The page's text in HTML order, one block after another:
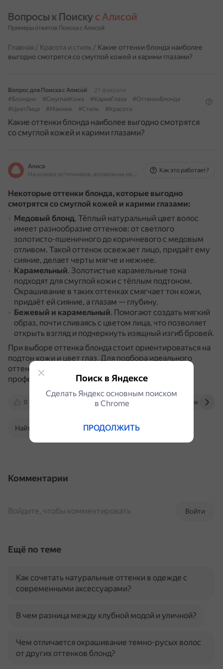
Вопросы к Поиску с Алисой
Примеры ответов Поиска с Алисой
Главная / Красота и стиль / Какие оттенки блонда наиболее
выгодно смотрятся со смуглой кожей и карими глазами?
Вопрос для Поиска с Алисой
21 февраля
#Блондин
#СмуглаяКожа #КариеГлаза
#ОттенкиБлонда
#ЦветЛица
#Макияж #Стиль #Красота
Какие оттенки блонда наиболее выгодно смотрятся
со смуглой кожей и карими глазами?
Алиса
На основе источников, возможны неточности
Как это работает?
Некоторые оттенки блонда, которые выгодно
смотрятся со смуглой кожей и карими глазами:
Медовый блонд. Тёплый натуральный цвет волос
имеет разнообразие оттенков: от светлого
золотисто-пшеничного до коричневого с медовым
отливом. Такой оттенок освежает лицо, придаёт ему
сияние, делает черты мягче и нежнее.
Карамельный. Золотистые карамельные тона
подходят для смуглой кожи с тёплым подтоном.
Окрашивание в таких оттенках смягчает тон кожи,
придаёт ей сияние, а глазам — глубину.
Бежевый и карамельный. Помогают создать мягкий
образ, почти сливаясь с цветом лица, что позволяет
открыть взгляд и подчеркнуть изящный изгиб бровей.
При выборе оттенка блонда стоит ориентироваться на
подтон кожи и цвет глаз. Для подбора идеального
оттенка рекомендуется обратиться к
профессиональному колористу.
0 www.garnier.ru www.nur.kz
Найти в Поиске
Комментарии
Войти
Войдите, чтобы комментировать
Ещё по теме
Как сочетать натуральные оттенки в одежде с
современными аксессуарами?
В чем разница между клубной модой и уличной?
Чем отличается окрашивание темно-русых волос
от других оттенков блонд?
Поиск в Яндексе
Сделать Яндекс основным поиском
в Сhrome
ПРОДОЛЖИТЬ